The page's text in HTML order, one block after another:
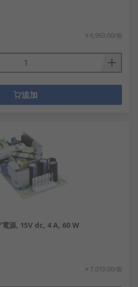
￥6,963.00/個
追加
源, 15V dc, 4 A, 60 W
￥7,073.00/個